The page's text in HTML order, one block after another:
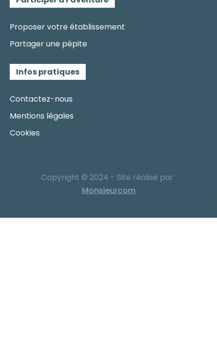
Proposer votre établissement
Partager une pépite
Infos pratiques
Contactez-nous
Mentions légales
Cookies
Copyright © 2024 - Site réalisé par
Monsieurcom